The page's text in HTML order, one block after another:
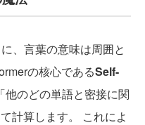
、言葉の意味は周囲と
の核心であるSelf-
他のどの単語と密接に関
計算します。 これによ